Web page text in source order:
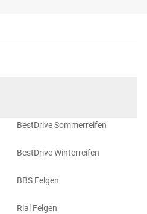
BestDrive Sommerreifen
BestDrive Winterreifen
BBS Felgen
Rial Felgen